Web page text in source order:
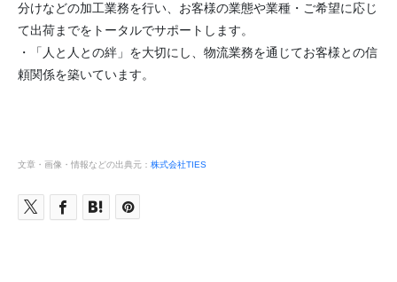
分けなどの加工業務を行い、お客様の業態や業種・ご希望に応じ
て出荷までをトータルでサポートします。
・「人と人との絆」を大切にし、物流業務を通じてお客様との信
頼関係を築いています。
文章・画像・情報などの出典元： 株式会社TIES